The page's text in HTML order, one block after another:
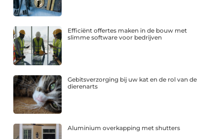
Efficiënt offertes maken in de bouw met
slimme software voor bedrijven
Gebitsverzorging bij uw kat en de rol van de
dierenarts
Aluminium overkapping met shutters